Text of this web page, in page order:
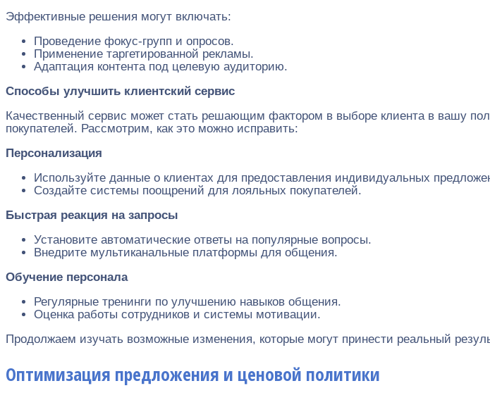
Эффективные решения могут включать:
Проведение фокус-групп и опросов.
Применение таргетированной рекламы.
Адаптация контента под целевую аудиторию.
Способы улучшить клиентский сервис
Качественный сервис может стать решающим фактором в выборе клиента в вашу
покупателей. Рассмотрим, как это можно исправить:
Персонализация
Используйте данные о клиентах для предоставления индивидуальных
Создайте системы поощрений для лояльных покупателей.
Быстрая реакция на запросы
Установите автоматические ответы на популярные вопросы.
Внедрите мультиканальные платформы для общения.
Обучение персонала
Регулярные тренинги по улучшению навыков общения.
Оценка работы сотрудников и системы мотивации.
Продолжаем изучать возможные изменения, которые могут принести реальный
Оптимизация предложения и ценовой политики